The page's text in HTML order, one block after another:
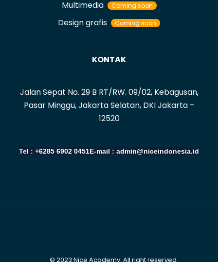
Multimedia Coming soon
Design grafis Coming soon
KONTAK
Jalan Sepat No. 29 B RT/RW. 09/02, Kebagusan,
Pasar Minggu, Jakarta Selatan, DKI Jakarta –
12520
Tel : +6285 6902 0451E-mail : admin@niceindonesia.id
© 2023 Nice Academy. All right reserved.